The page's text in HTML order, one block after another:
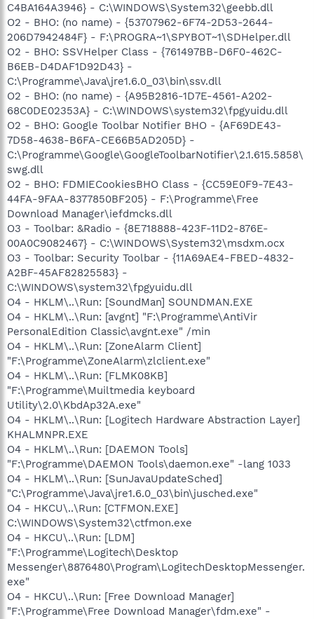
C4BA164A3946} - C:\WINDOWS\System32\geebb.dll
O2 - BHO: (no name) - {53707962-6F74-2D53-2644-
206D7942484F} - F:\PROGRA~1\SPYBOT~1\SDHelper.dll
O2 - BHO: SSVHelper Class - {761497BB-D6F0-462C-
B6EB-D4DAF1D92D43} -
C:\Programme\Java\jre1.6.0_03\bin\ssv.dll
O2 - BHO: (no name) - {A95B2816-1D7E-4561-A202-
68C0DE02353A} - C:\WINDOWS\system32\fpgyuidu.dll
O2 - BHO: Google Toolbar Notifier BHO - {AF69DE43-
7D58-4638-B6FA-CE66B5AD205D} -
C:\Programme\Google\GoogleToolbarNotifier\2.1.615.5858\
swg.dll
O2 - BHO: FDMIECookiesBHO Class - {CC59E0F9-7E43-
44FA-9FAA-8377850BF205} - F:\Programme\Free
Download Manager\iefdmcks.dll
O3 - Toolbar: &Radio - {8E718888-423F-11D2-876E-
00A0C9082467} - C:\WINDOWS\System32\msdxm.ocx
O3 - Toolbar: Security Toolbar - {11A69AE4-FBED-4832-
A2BF-45AF82825583} -
C:\WINDOWS\system32\fpgyuidu.dll
O4 - HKLM\..\Run: [SoundMan] SOUNDMAN.EXE
O4 - HKLM\..\Run: [avgnt] "F:\Programme\AntiVir
PersonalEdition Classic\avgnt.exe" /min
O4 - HKLM\..\Run: [ZoneAlarm Client]
"F:\Programme\ZoneAlarm\zlclient.exe"
O4 - HKLM\..\Run: [FLMK08KB]
"F:\Programme\Muiltmedia keyboard
Utility\2.0\KbdAp32A.exe"
O4 - HKLM\..\Run: [Logitech Hardware Abstraction Layer]
KHALMNPR.EXE
O4 - HKLM\..\Run: [DAEMON Tools]
"F:\Programme\DAEMON Tools\daemon.exe" -lang 1033
O4 - HKLM\..\Run: [SunJavaUpdateSched]
"C:\Programme\Java\jre1.6.0_03\bin\jusched.exe"
O4 - HKCU\..\Run: [CTFMON.EXE]
C:\WINDOWS\System32\ctfmon.exe
O4 - HKCU\..\Run: [LDM]
"F:\Programme\Logitech\Desktop
Messenger\8876480\Program\LogitechDesktopMessenger.
exe"
O4 - HKCU\..\Run: [Free Download Manager]
"F:\Programme\Free Download Manager\fdm.exe" -